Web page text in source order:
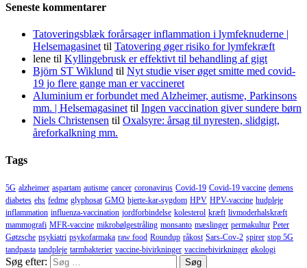
Seneste kommentarer
Tatoveringsblæk forårsager inflammation i lymfeknuderne |
Helsemagasinettil Tatovering øger risiko for lymfekræft
lene til Kyllingebrusk er effektivt til behandling af gigt
Björn ST Wiklund til Nyt studie viser øget smitte med covid-
19 jo flere gange man er vaccineret
Aluminium er forbundet med Alzheimer, autisme, Parkinsons
mm. | Helsemagasinettil Ingen vaccination giver sundere børn
Niels Christensen til Oxalsyre: årsag til nyresten, slidgigt,
åreforkalkning mm.
Tags
5G alzheimer aspartam autisme cancer coronavirus Covid-19 Covid-19 vaccine demens
diabetes ehs fedme glyphosat GMO hjerte-kar-sygdom HPV HPV-vaccine hudpleje
inflammation influenza-vaccination jordforbindelse kolesterol kræft livmoderhalskræft
mammografi MFR-vaccine mikrobølgestråling monsanto mæslinger permakultur Peter
Gøtzsche psykiatri psykofarmaka raw food Roundup råkost Sars-Cov-2 spirer stop 5G
tandpasta tandpleje tarmbakterier vaccine-bivirkninger vaccinebivirkninger økologi
Søg efter: